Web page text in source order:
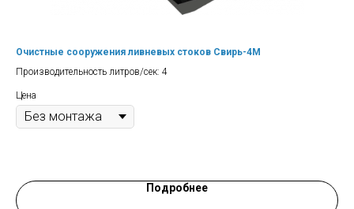
Очистные сооружения ливневых стоков Свирь-4М
Производительность литров/сек: 4
Цена
Подробнее